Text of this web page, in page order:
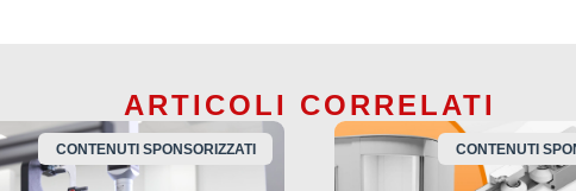
ARTICOLI CORRELATI
CONTENUTI SPONSORIZZATI CONTENUTI